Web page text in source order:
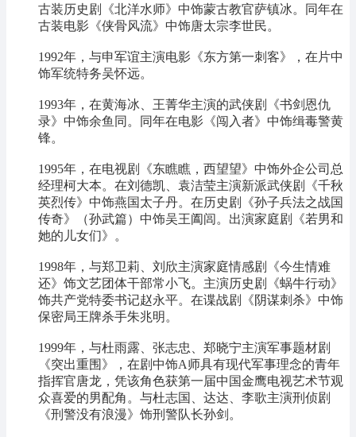
古装历史剧《北洋水师》中饰蒙古教官萨镇冰。同年在
古装电影《侠骨风流》中饰唐太宗李世民。
1992年，与申军谊主演电影《东方第一刺客》，在片中
饰军统特务吴怀远。
1993年，在黄海冰、王菁华主演的武侠剧《书剑恩仇
录》中饰余鱼同。同年在电影《闯入者》中饰缉毒警黄
锋。
1995年，在电视剧《东瞧瞧，西望望》中饰外企公司总
经理柯大本。在刘德凯、袁洁莹主演新派武侠剧《千秋
英烈传》中饰燕国太子丹。在历史剧《孙子兵法之战国
传奇》（孙武篇）中饰吴王阖闾。出演家庭剧《若男和
她的儿女们》。
1998年，与郑卫莉、刘欣主演家庭情感剧《今生情难
还》饰文艺团体干部常小飞。主演历史剧《蜗牛行动》
饰共产党特委书记赵永平。在谍战剧《阴谋刺杀》中饰
保密局王牌杀手朱兆明。
1999年，与杜雨露、张志忠、郑晓宁主演军事题材剧
《突出重围》，在剧中饰A师具有现代军事理念的青年
指挥官唐龙，凭该角色获第一届中国金鹰电视艺术节观
众喜爱的男配角。与杜志国、达达、李歌主演刑侦剧
《刑警没有浪漫》饰刑警队长孙剑。